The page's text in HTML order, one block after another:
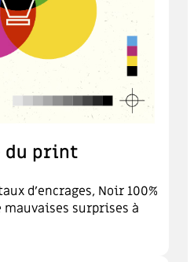
du print
d’encrages, Noir 100%
mauvaises surprises à